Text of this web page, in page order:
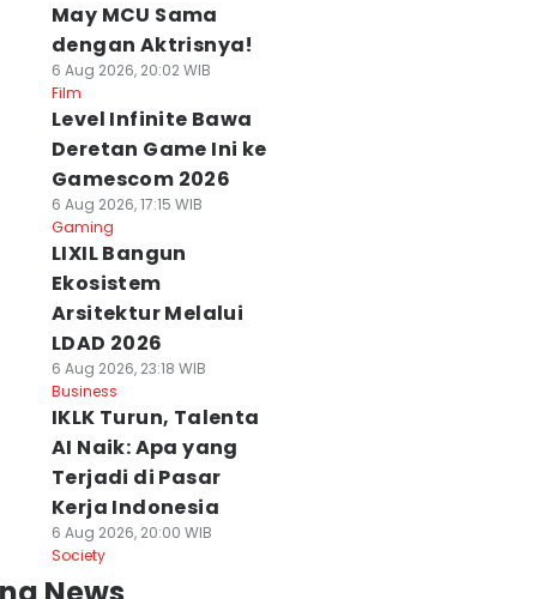
May MCU Sama
dengan Aktrisnya!
6 Aug 2026, 20:02 WIB
Film
Level Infinite Bawa
Deretan Game Ini ke
Gamescom 2026
6 Aug 2026, 17:15 WIB
Gaming
LIXIL Bangun
Ekosistem
Arsitektur Melalui
LDAD 2026
6 Aug 2026, 23:18 WIB
Business
IKLK Turun, Talenta
AI Naik: Apa yang
Terjadi di Pasar
Kerja Indonesia
6 Aug 2026, 20:00 WIB
Society